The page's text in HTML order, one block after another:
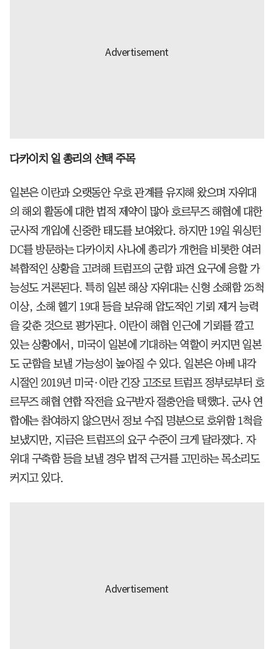
다카이치 일 총리의 선택 주목
일본은 이란과 오랫동안 우호 관계를 유지해 왔으며 자위대
의 해외 활동에 대한 법적 제약이 많아 호르무즈 해협에 대한
군사적 개입에 신중한 태도를 보여왔다. 하지만 19일 워싱턴
DC를 방문하는 다카이치 사나에 총리가 개헌을 비롯한 여러
복합적인 상황을 고려해 트럼프의 군함 파견 요구에 응할 가
능성도 거론된다. 특히 일본 해상 자위대는 신형 소해함 25척
이상, 소해 헬기 19대 등을 보유해 압도적인 기뢰 제거 능력
을 갖춘 것으로 평가된다. 이란이 해협 인근에 기뢰를 깔고
있는 상황에서, 미국이 일본에 기대하는 역할이 커지면 일본
도 군함을 보낼 가능성이 높아질 수 있다. 일본은 아베 내각
시절인 2019년 미국·이란 긴장 고조로 트럼프 정부로부터 호
르무즈 해협 연합 작전을 요구받자 절충안을 택했다. 군사 연
합에는 참여하지 않으면서 정보 수집 명분으로 호위함 1척을
보냈지만, 지금은 트럼프의 요구 수준이 크게 달라졌다. 자
위대 구축함 등을 보낼 경우 법적 근거를 고민하는 목소리도
커지고 있다.